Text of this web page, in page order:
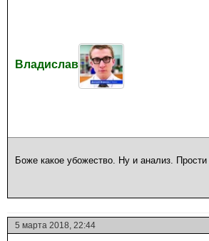
Владислав
Боже какое убожество. Ну и анализ. Прости
5 марта 2018, 22:44